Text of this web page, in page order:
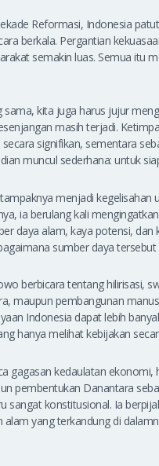
Reformasi, Indonesia
berkala. Pergantian
semakin luas. Semua itu
sama, kita juga harus jujur
masih terjadi.
signifikan, sementara
muncul sederhana: untuk
menjadi
ia berulang kali
daya alam, kaya potensi,
sumber daya
berbicara tentang hilirisasi,
maupun pembangunan
Indonesia dapat lebih
hanya melihat kebijakan
gagasan kedaulatan
pembentukan Danantara
sangat konstitusional. Ia
alam yang terkandung di